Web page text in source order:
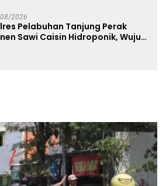
2026
Pelabuhan Tanjung Perak
Sawi Caisin Hidroponik, Wujud